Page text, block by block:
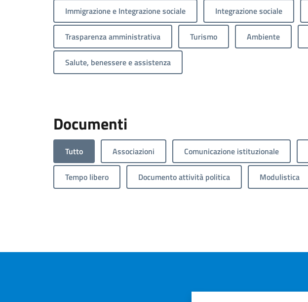
Immigrazione e Integrazione sociale Integrazione sociale
Trasparenza amministrativa Turismo Ambiente
Salute, benessere e assistenza
Documenti
Tutto Associazioni Comunicazione istituzionale
Tempo libero Documento attività politica Modulistica